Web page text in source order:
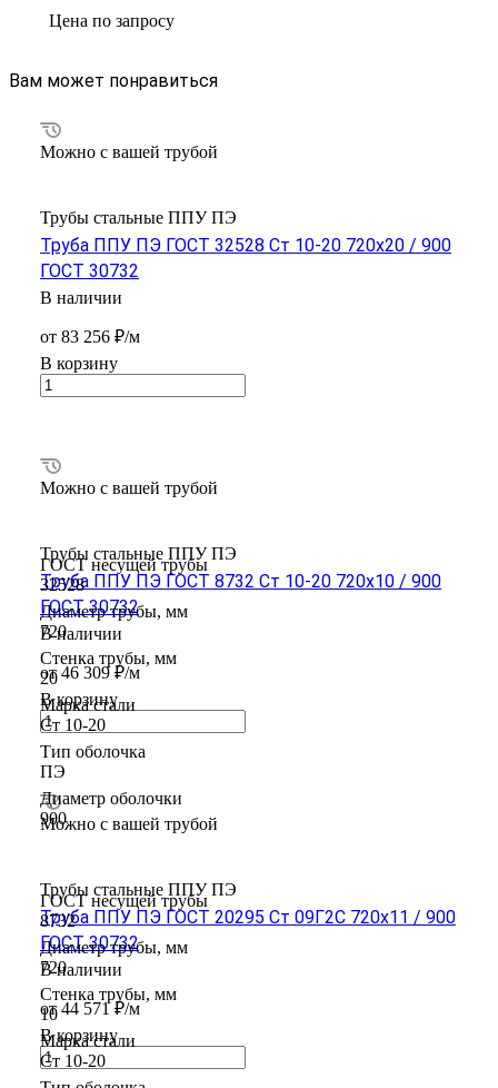
Цена по запросу
Вам может понравиться
ГОСТ несущей трубы
32528
Диаметр трубы, мм
720
Стенка трубы, мм
20
Марка стали
Ст 10-20
Тип оболочка
ПЭ
Диаметр оболочки
900
Можно с вашей трубой
Трубы стальные ППУ ПЭ
Труба ППУ ПЭ ГОСТ 32528 Ст 10-20 720x20 / 900
ГОСТ 30732
В наличии
от 83 256 ₽/м
В корзину
ГОСТ несущей трубы
8732
Диаметр трубы, мм
720
Стенка трубы, мм
10
Марка стали
Ст 10-20
Можно с вашей трубой
Трубы стальные ППУ ПЭ
Труба ППУ ПЭ ГОСТ 8732 Ст 10-20 720x10 / 900
ГОСТ 30732
В наличии
от 46 309 ₽/м
В корзину
Можно с вашей трубой
Трубы стальные ППУ ПЭ
Труба ППУ ПЭ ГОСТ 20295 Ст 09Г2С 720x11 / 900
ГОСТ 30732
В наличии
от 44 571 ₽/м
В корзину